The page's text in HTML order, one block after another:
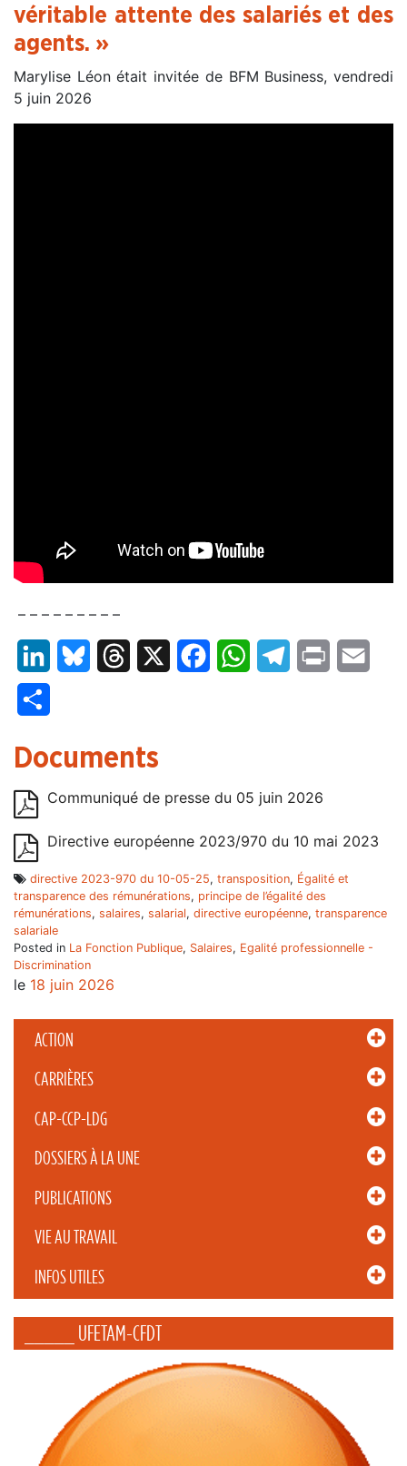
ACTION
CARRIÈRES
CAP-CCP-LDG
DOSSIERS À LA UNE
PUBLICATIONS
VIE AU TRAVAIL
INFOS UTILES
_____ UFETAM-CFDT
véritable attente des salariés et des
agents. »
Marylise Léon était invitée de BFM Business, vendredi
5 juin 2026
– – – – – – – – –
LinkedInBluesky Threads FacebookWhatsAppTelegram
Print
Documents
Communiqué de presse du 05 juin 2026
Directive européenne 2023/970 du 10 mai 2023
directive 2023-970 du 10-05-25, transposition, Égalité et
transparence des rémunérations, principe de l’égalité des
rémunérations, salaires, salarial, directive européenne, transparence
salariale
Posted in La Fonction Publique, Salaires, Egalité professionnelle -
Discrimination
le 18 juin 2026